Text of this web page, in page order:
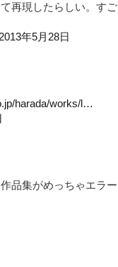
再現したらしい。すご
2013年5月28日
harada/works/l…
品集がめっちゃエラー